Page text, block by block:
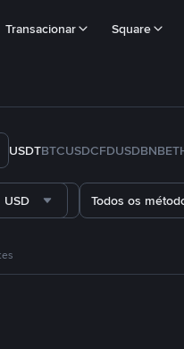
Transacionar Square
USDTBTCUSDCFDUSDBNB
USD Todos os